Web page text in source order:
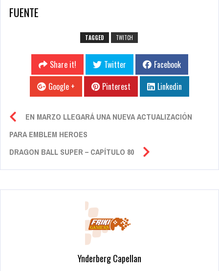
FUENTE
TAGGED TWITCH
Share it! Twitter
Facebook
Google +
Pinterest Linkedin
EN MARZO LLEGARÁ UNA NUEVA ACTUALIZACIÓN
PARA EMBLEM HEROES
DRAGON BALL SUPER – CAPÍTULO 80
Ynderberg Capellan